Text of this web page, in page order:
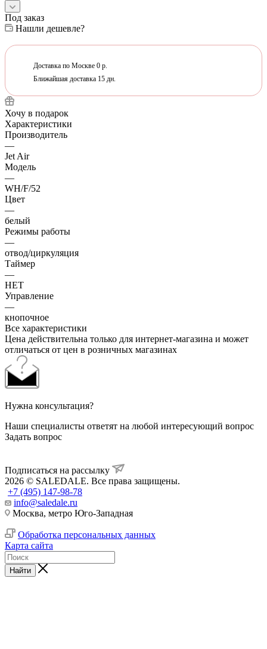
Под заказ
Нашли дешевле?
Доставка по Москве 0 р.
Ближайшая доставка 15 дн.
Хочу в подарок
Характеристики
Производитель
—
Jet Air
Модель
—
WH/F/52
Цвет
—
белый
Режимы работы
—
отвод/циркуляция
Таймер
—
НЕТ
Управление
—
кнопочное
Все характеристики
Цена действительна только для интернет-магазина и может
отличаться от цен в розничных магазинах
Нужна консультация?
Наши специалисты ответят на любой интересующий вопрос
Задать вопрос
Подписаться на рассылку
2026 © SALEDALE. Все права защищены.
+7 (495) 147-98-78
info@saledale.ru
Москва, метро Юго-Западная
Обработка персональных данных
Карта сайта
Найти